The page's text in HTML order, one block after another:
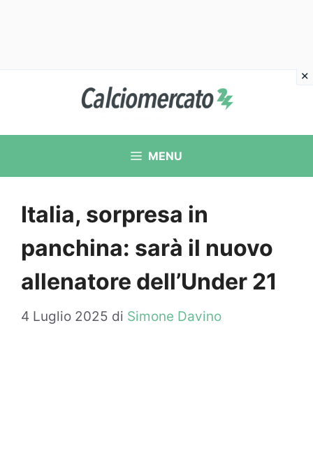
contenuto
MENU
Italia, sorpresa in
panchina: sarà il nuovo
allenatore dell’Under 21
4 Luglio 2025 di Simone Davino